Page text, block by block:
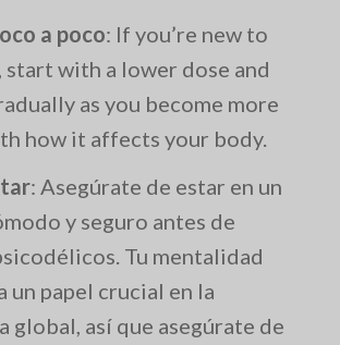
a poco: If you’re new to
with a lower dose and
as you become more
how it affects your body.
: Asegúrate de estar en un
y seguro antes de
Tu mentalidad
un papel crucial en la
global, así que asegúrate de